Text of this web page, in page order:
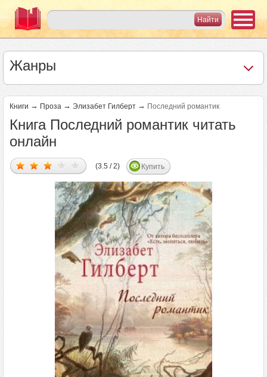
Жанры
Книги → Проза → Элизабет Гилберт → Последний романтик
Книга Последний романтик читать
онлайн
(3.5 / 2) Купить